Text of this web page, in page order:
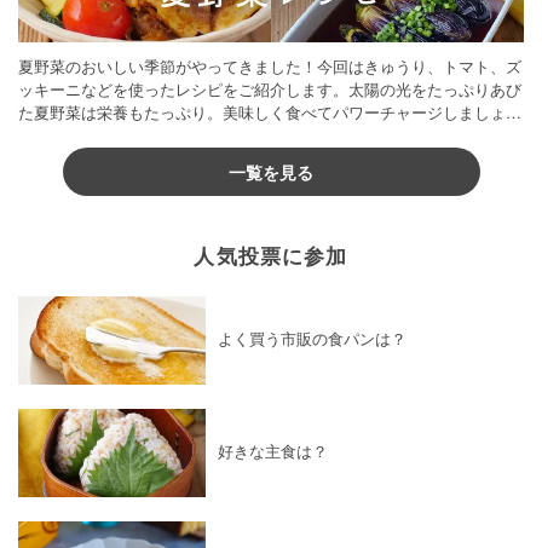
夏野菜のおいしい季節がやってきました！今回はきゅうり、トマト、ズ
ッキーニなどを使ったレシピをご紹介します。太陽の光をたっぷりあび
た夏野菜は栄養もたっぷり。美味しく食べてパワーチャージしましょう
一覧を見る
人気投票に参加
よく買う市販の食パンは？
好きな主食は？